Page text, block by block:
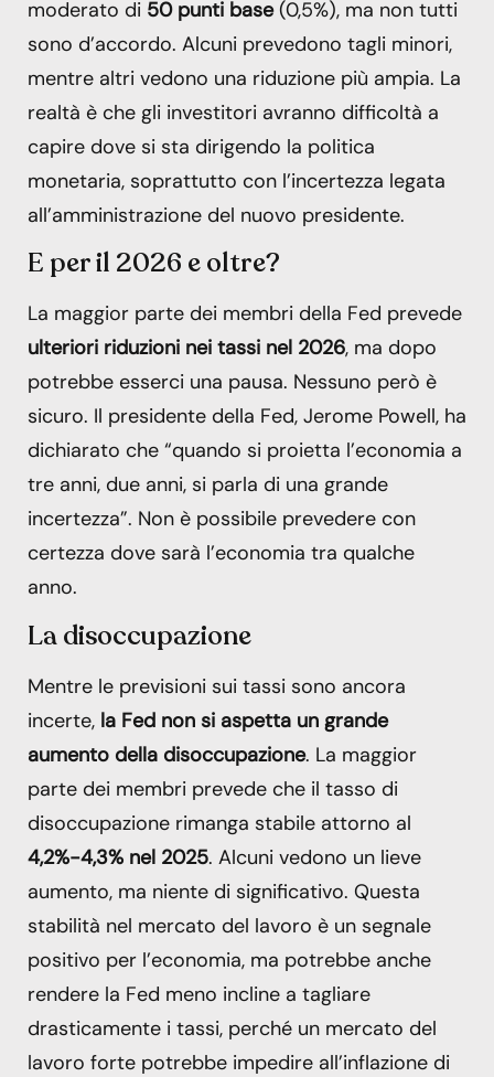
moderato di 50 punti base(0,5%), ma non tutti
sono d’accordo. Alcuni prevedono tagli minori,
mentre altri vedono una riduzione più ampia. La
realtà è che gli investitori avranno difficoltà a
capire dove si sta dirigendo la politica
monetaria, soprattutto con l’incertezza legata
all’amministrazione del nuovo presidente.
E per il 2026 e oltre?
La maggior parte dei membri della Fed prevede
ulteriori riduzioni nei tassi nel 2026, ma dopo
potrebbe esserci una pausa. Nessuno però è
sicuro. Il presidente della Fed, Jerome Powell, ha
dichiarato che “quando si proietta l’economia a
tre anni, due anni, si parla di una grande
incertezza”. Non è possibile prevedere con
certezza dove sarà l’economia tra qualche
anno.
La disoccupazione
Mentre le previsioni sui tassi sono ancora
incerte, la Fed non si aspetta un grande
aumento della disoccupazione. La maggior
parte dei membri prevede che il tasso di
disoccupazione rimanga stabile attorno al
4,2%-4,3% nel 2025. Alcuni vedono un lieve
aumento, ma niente di significativo. Questa
stabilità nel mercato del lavoro è un segnale
positivo per l’economia, ma potrebbe anche
rendere la Fed meno incline a tagliare
drasticamente i tassi, perché un mercato del
lavoro forte potrebbe impedire all’inflazione di